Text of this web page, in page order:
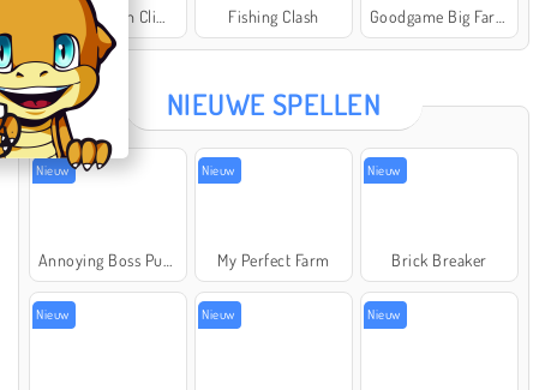
Star Stable Fishing Clash
NIEUWE SPELLEN
Nieuw Nieuw
My Perfect Farm
Nieuw
Brick Breaker
Nieuw Nieuw Nieuw